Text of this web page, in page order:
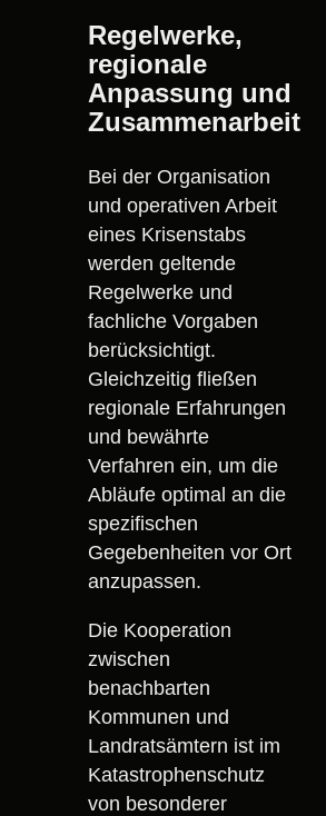
Regelwerke,
regionale
Anpassung und
Zusammenarbeit
Bei der Organisation
und operativen Arbeit
eines Krisenstabs
werden geltende
Regelwerke und
fachliche Vorgaben
berücksichtigt.
Gleichzeitig fließen
regionale Erfahrungen
und bewährte
Verfahren ein, um die
Abläufe optimal an die
spezifischen
Gegebenheiten vor Ort
anzupassen.
Die Kooperation
zwischen
benachbarten
Kommunen und
Landratsämtern ist im
Katastrophenschutz
von besonderer